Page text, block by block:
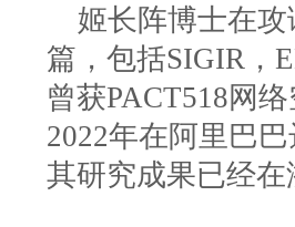
姬长阵博士在
篇，包括SIGIR ，
曾获PACT518网
2022年在阿里巴
其研究成果已经